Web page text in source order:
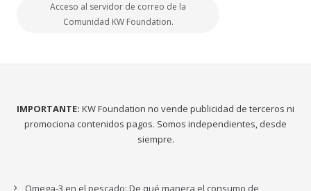
Acceso al servidor de correo de la
Comunidad KW Foundation.
IMPORTANTE: KW Foundation no vende publicidad de terceros ni
promociona contenidos pagos. Somos independientes, desde
siempre.
Omega-3 en el pescado: De qué manera el consumo de